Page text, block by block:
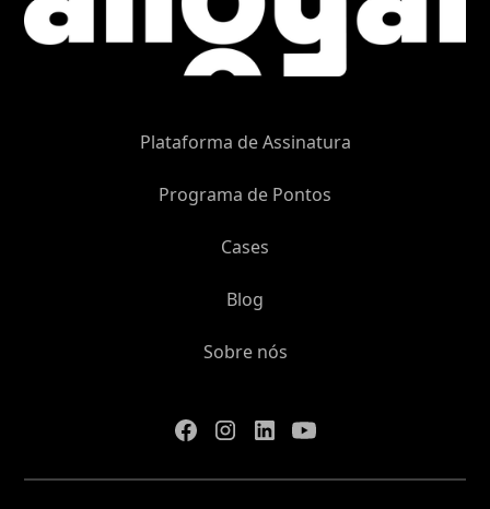
Plataforma de Assinatura
Programa de Pontos
Cases
Blog
Sobre nós